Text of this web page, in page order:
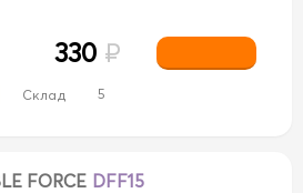
Склад 5
330 ₽
FORCE DFF15